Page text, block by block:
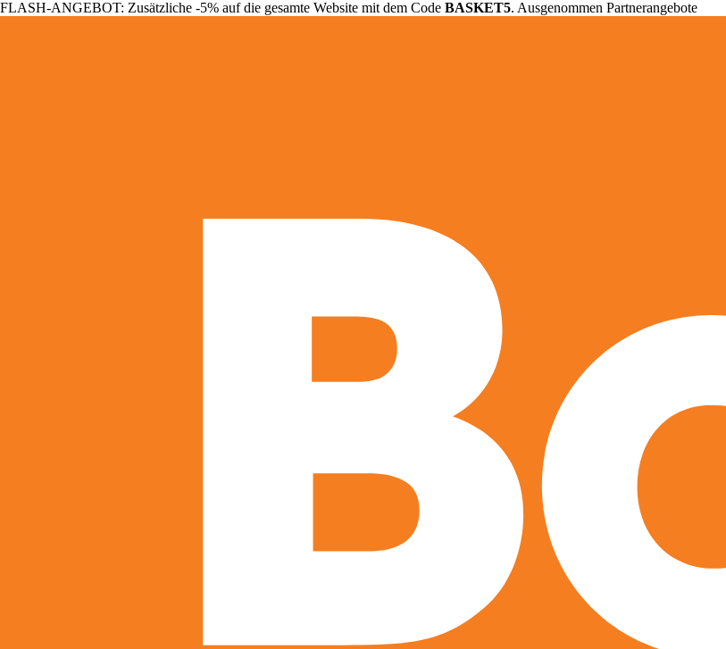
FLASH-ANGEBOT: Zusätzliche -5% auf die gesamte Website mit dem Code BASKET5. Ausgenommen Partnerangebote